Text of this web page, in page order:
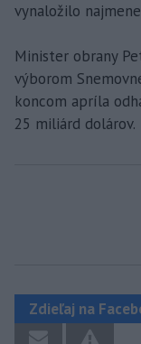
vynaložilo
Minister obrany
výborom
koncom apríla
25 miliárd dolárov.
Zdieľaj na